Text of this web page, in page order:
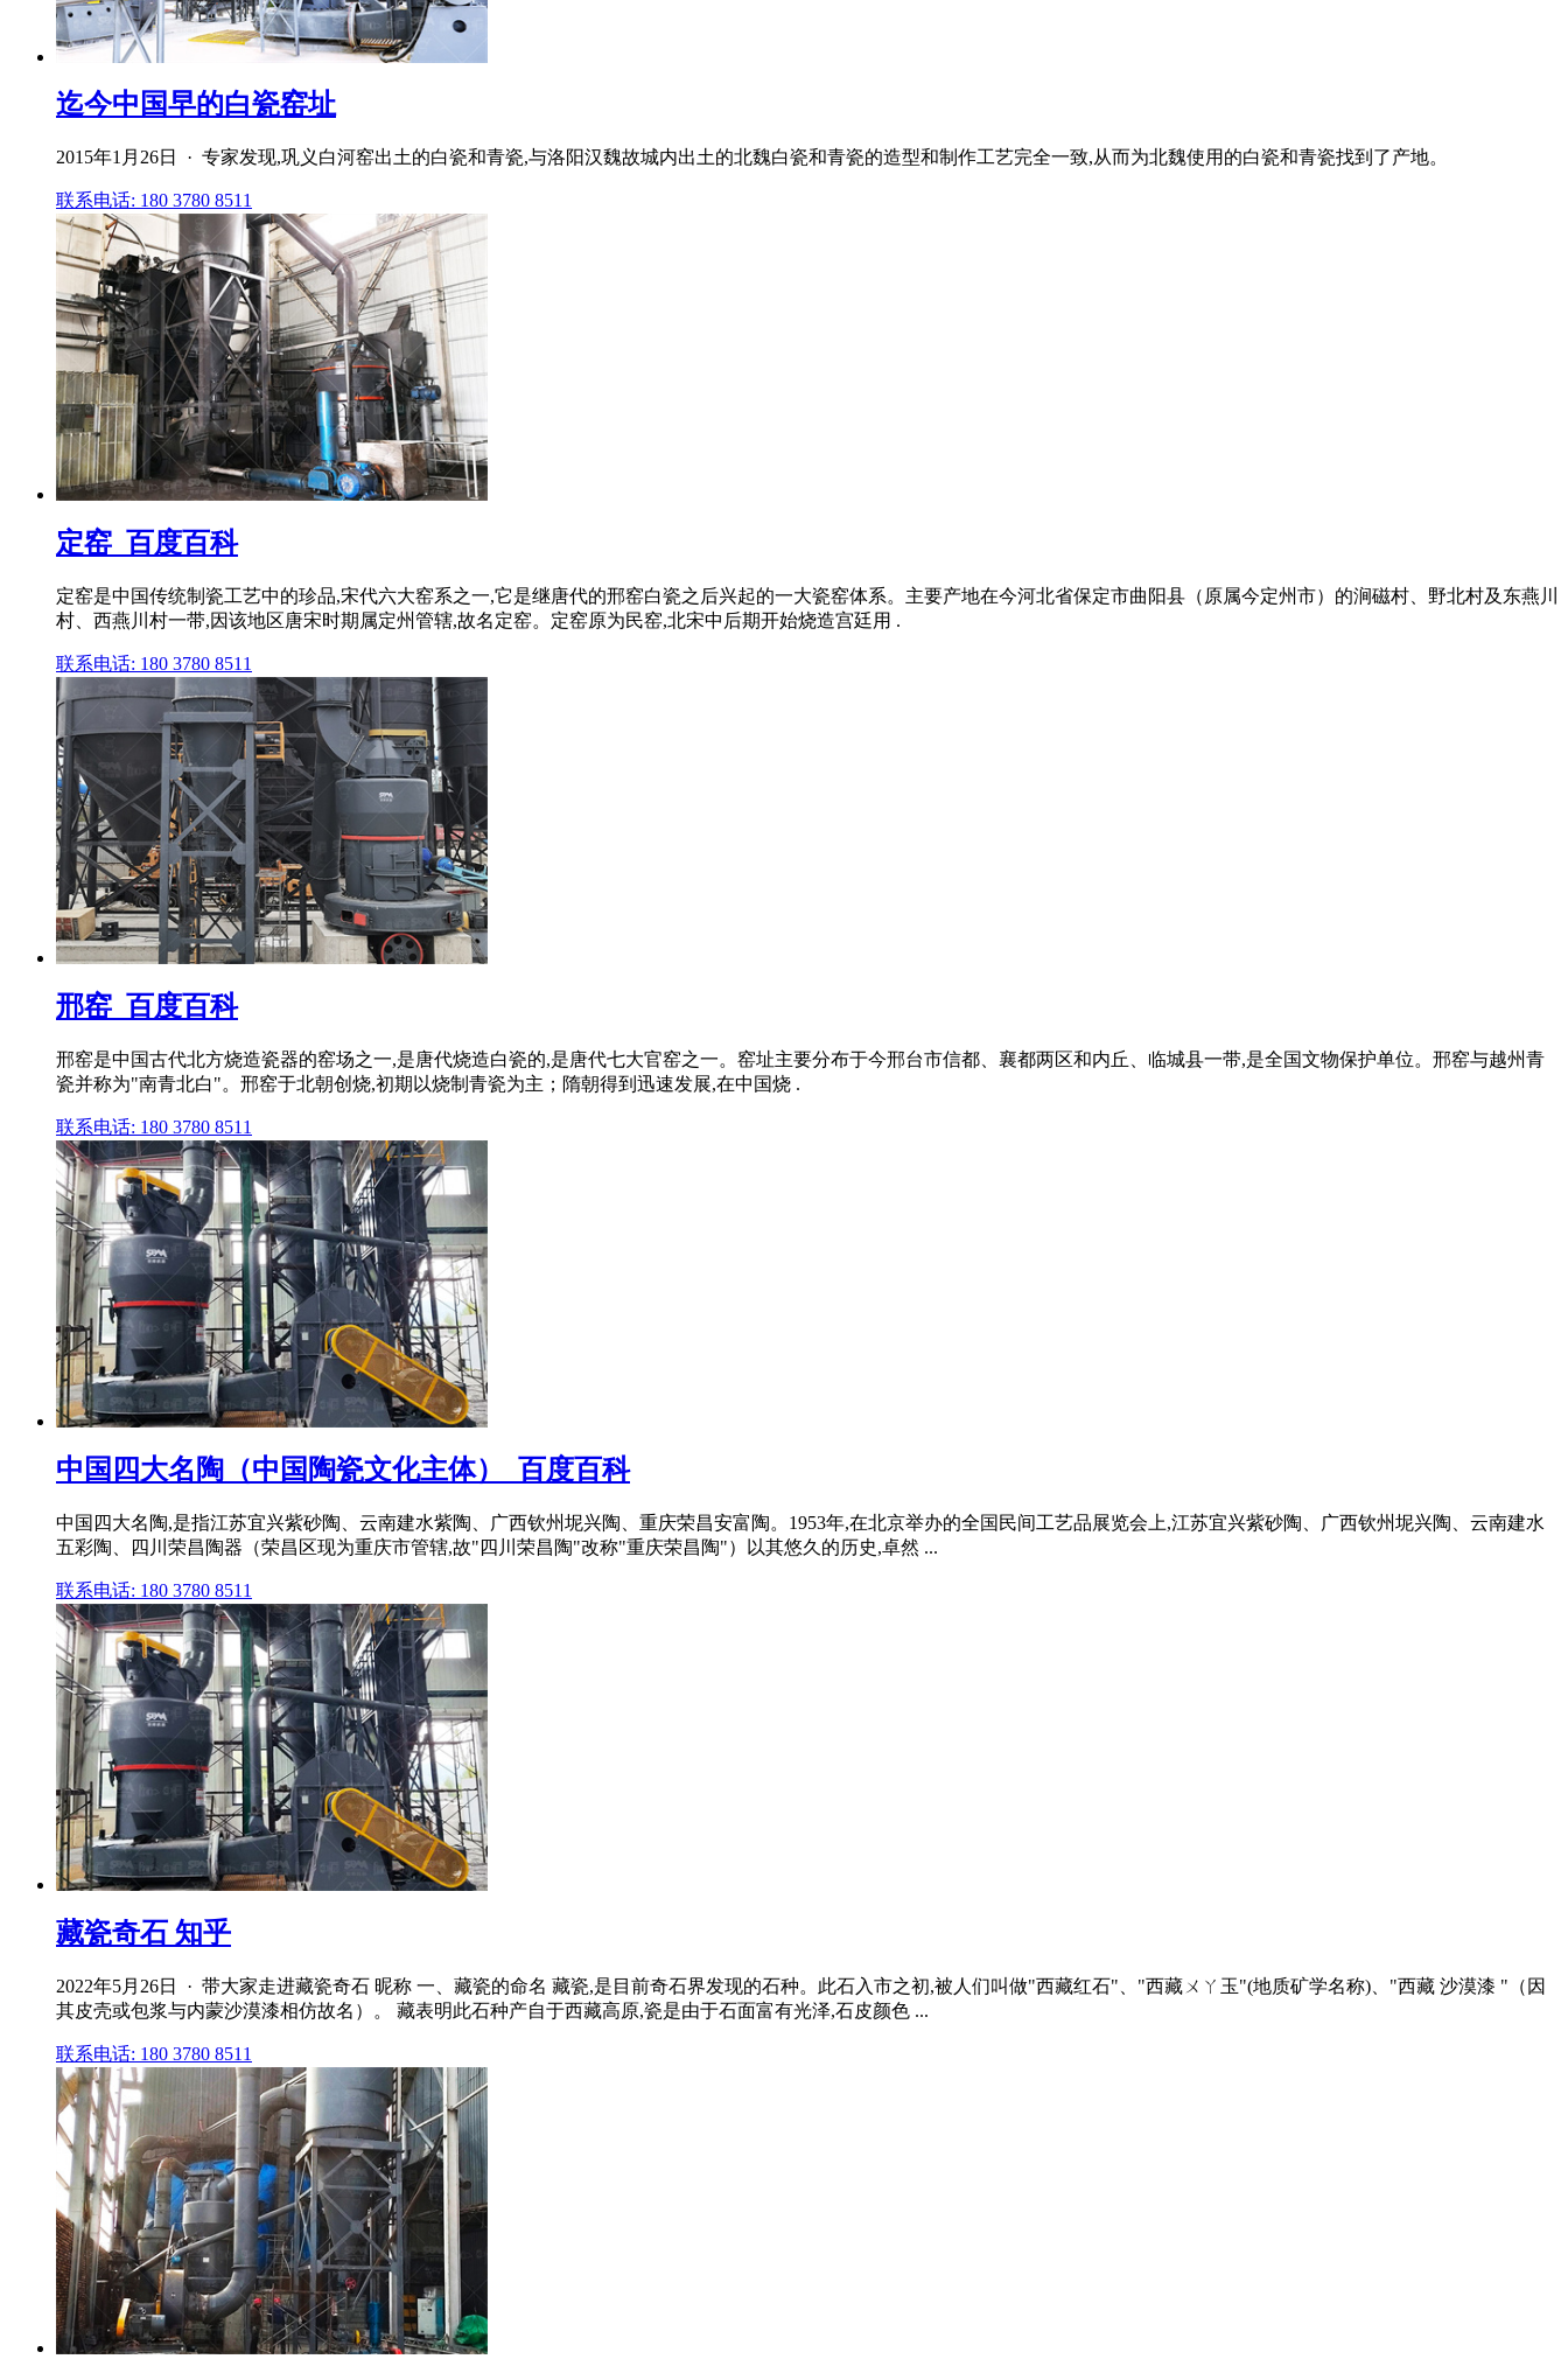
迄今中国早的白瓷窑址
2015年1月26日 · 专家发现,巩义白河窑出土的白瓷和青瓷,与洛阳汉魏故城内出土的北魏白瓷和青瓷的造型和制作工艺完全一致,从而为北魏使用的白瓷和青瓷找到了产地。
联系电话: 180 3780 8511
定窑_百度百科
定窑是中国传统制瓷工艺中的珍品,宋代六大窑系之一,它是继唐代的邢窑白瓷之后兴起的一大瓷窑体系。主要产地在今河北省保定市曲阳县（原属今定州市）的涧磁村、野北村及东燕川
村、西燕川村一带,因该地区唐宋时期属定州管辖,故名定窑。定窑原为民窑,北宋中后期开始烧造宫廷用 .
联系电话: 180 3780 8511
邢窑_百度百科
邢窑是中国古代北方烧造瓷器的窑场之一,是唐代烧造白瓷的,是唐代七大官窑之一。窑址主要分布于今邢台市信都、襄都两区和内丘、临城县一带,是全国文物保护单位。邢窑与越州青
瓷并称为"南青北白"。邢窑于北朝创烧,初期以烧制青瓷为主；隋朝得到迅速发展,在中国烧 .
联系电话: 180 3780 8511
中国四大名陶（中国陶瓷文化主体）_百度百科
中国四大名陶,是指江苏宜兴紫砂陶、云南建水紫陶、广西钦州坭兴陶、重庆荣昌安富陶。1953年,在北京举办的全国民间工艺品展览会上,江苏宜兴紫砂陶、广西钦州坭兴陶、云南建水
五彩陶、四川荣昌陶器（荣昌区现为重庆市管辖,故"四川荣昌陶"改称"重庆荣昌陶"）以其悠久的历史,卓然 ...
联系电话: 180 3780 8511
藏瓷奇石 知乎
2022年5月26日 · 带大家走进藏瓷奇石 昵称 一、藏瓷的命名 藏瓷,是目前奇石界发现的石种。此石入市之初,被人们叫做"西藏红石"、"西藏ㄨㄚ玉"(地质矿学名称)、"西藏 沙漠漆 "（因
其皮壳或包浆与内蒙沙漠漆相仿故名）。 藏表明此石种产自于西藏高原,瓷是由于石面富有光泽,石皮颜色 ...
联系电话: 180 3780 8511